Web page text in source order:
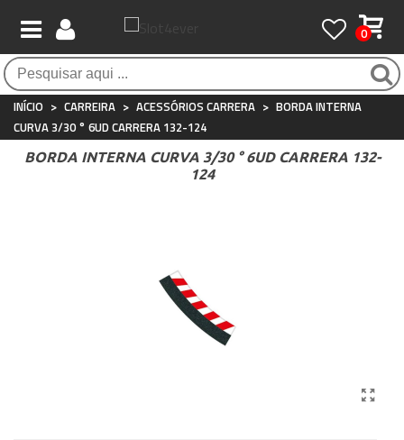
0
Atendimento ao Cliente
Whatsapp+34 697 854 500
Frete grátis / 24 horas
Para compras acima de €90
Pagamento 100% seguro
Compras seguras com SSL o tempo todo
INÍCIO > CARREIRA > ACESSÓRIOS CARRERA > BORDA INTERNA
CURVA 3/30 ° 6UD CARRERA 132-124
BORDA INTERNA CURVA 3/30 ° 6UD CARRERA 132-
124